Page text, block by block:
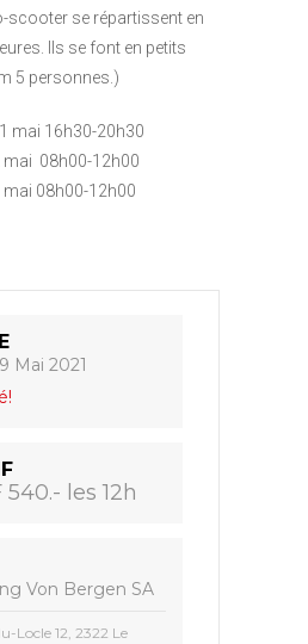
scooter se répartissent en
Ils se font en petits
5 personnes.)
mai 16h30-20h30
mai 08h00-12h00
mai 08h00-12h00
Mai 2021
540.- les 12h
Von Bergen SA
Locle 12, 2322 Le